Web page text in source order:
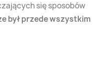
się sposobów
był przede wszystkim